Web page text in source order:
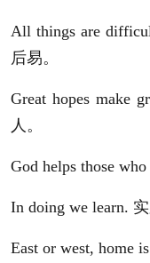
All things are
后易。
Great hopes make
人。
God helps those
In doing we learn.
East or west, home